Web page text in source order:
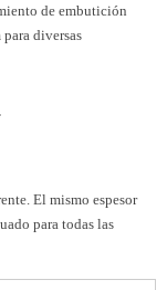
de embutición
diversas
El mismo espesor
para todas las